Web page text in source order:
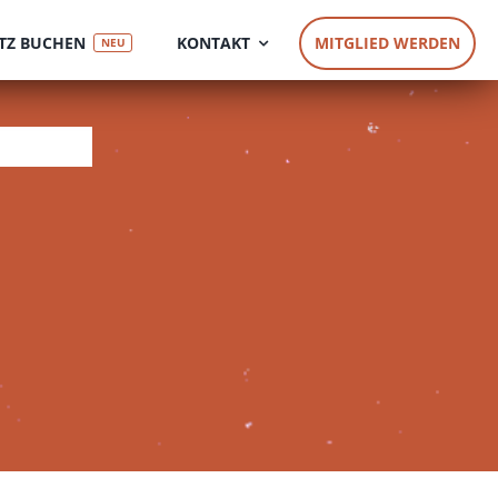
BUCHEN NEU KONTAKT MITGLIED WERDEN